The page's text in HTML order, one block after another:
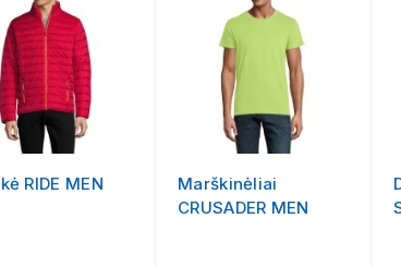
RIDE MEN
Marškinėliai
CRUSADER MEN